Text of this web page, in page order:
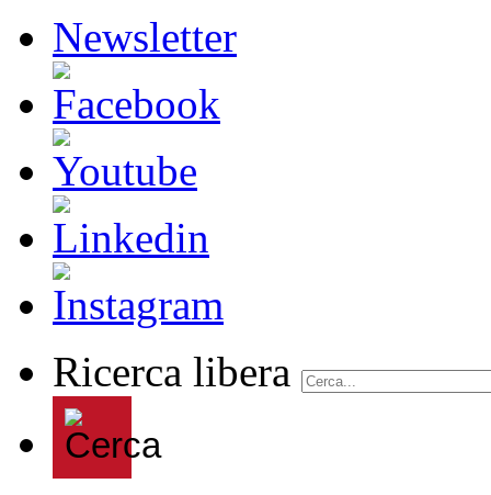
Newsletter
Ricerca libera